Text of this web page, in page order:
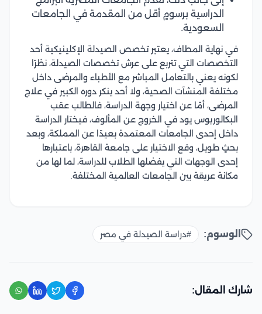
الدراسية برسومٍ أقل من المقدمة في الجامعات
السعودية.
في نهاية المطاف، يعتبر تخصص الصيدلة الإكلينيكية أحد
التخصصات التي تتربع على عرش تخصصات الصيدلة، نظرًا
لكونه يعني بالتعامل المباشر مع الأطباء والمرضى داخل
مختلفة المنشآت الصحية، ولا أحد ينكر دوره الكبير في علاج
المرضى، أمّا عن اختيار وجهة الدراسة، فالطالب عقب
البكالوريوس يود في الخروج عن المألوف، فيختار الدراسة
داخل إحدى الجامعات المعتمدة بعيدًا عن المملكة، وبعد
بحثٍ طويل، وقع الاختيار على جامعة القاهرة، باعتبارها
إحدى الوجهات التي يفضلها الطلاب للدراسة، لما لها من
مكانة عريقة بين الجامعات العالمية المختلفة.
الوسوم: #دراسة الصيدلة في مصر
شارك المقال: